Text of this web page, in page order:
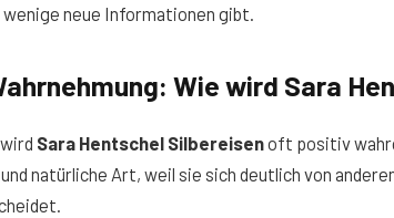
neue Informationen gibt.
Wie wird Sara
Sara Hentschel Silbereisenoft positiv
natürliche Art, weil sie sich deutlich von